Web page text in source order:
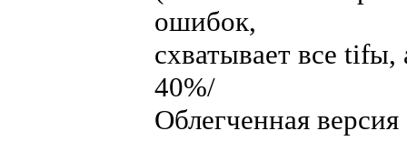
ошибок,
схватывает все
40%/
Облегченная